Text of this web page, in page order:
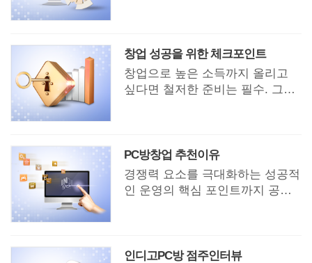
창업 성공을 위한 체크포인트
창업으로 높은 소득까지 올리고
싶다면 철저한 준비는 필수. 그래
PC방창업 추천이유
경쟁력 요소를 극대화하는 성공적
인 운영의 핵심 포인트까지 공개
인디고PC방 점주인터뷰